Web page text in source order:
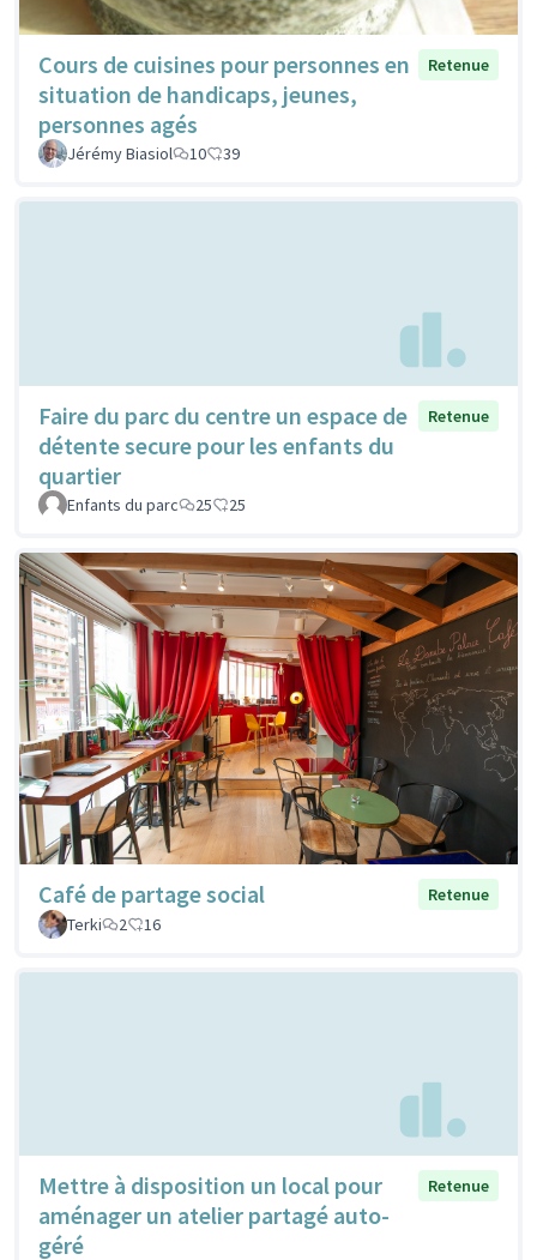
Cours de cuisines pour personnes en
situation de handicaps, jeunes,
personnes agés
Retenue
Jérémy Biasiol 10 39
Faire du parc du centre un espace de
détente secure pour les enfants du
quartier
Retenue
Enfants du parc 25 25
Café de partage social
Retenue
Terki
2 16
Mettre à disposition un local pour
aménager un atelier partagé auto-
géré
Retenue